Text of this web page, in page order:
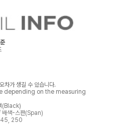
차가 생길 수 있습니다.
depending on the measuring
(Black)
색-스판(Span)
250